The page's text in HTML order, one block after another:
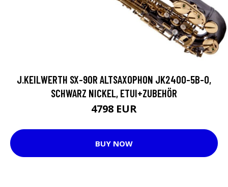
J.KEILWERTH SX-90R ALTSAXOPHON JK2400-5B-0,
SCHWARZ NICKEL, ETUI+ZUBEHÖR
4798 EUR
BUY NOW